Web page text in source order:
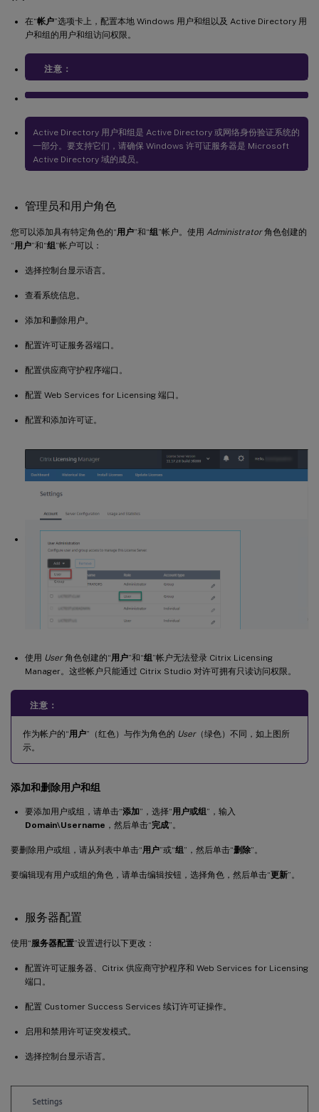
在“帐户”选项卡上，配置本地 Windows 用户和组以及 Active Directory 用
户和组的用户和组访问权限。
注意：
Active Directory 用户和组是 Active Directory 或网络身份验证系统的
一部分。要支持它们，请确保 Windows 许可证服务器是 Microsoft
Active Directory 域的成员。
管理员和用户角色
您可以添加具有特定角色的“用户”和“组”帐户。使用 Administrator角色创建的
“用户”和“组”帐户可以：
选择控制台显示语言。
查看系统信息。
添加和删除用户。
配置许可证服务器端口。
配置供应商守护程序端口。
配置 Web Services for Licensing 端口。
配置和添加许可证。
使用 User角色创建的“用户”和“组”帐户无法登录 Citrix Licensing
Manager。这些帐户只能通过 Citrix Studio 对许可拥有只读访问权限。
注意：
作为帐户的“用户”（红色）与作为角色的 User（绿色）不同，如上图所
示。
添加和删除用户和组
要添加用户或组，请单击“添加”，选择“用户或组”，输入
Domain\Username ，然后单击“完成”。
要删除用户或组，请从列表中单击“用户”或“组”，然后单击“删除”。
要编辑现有用户或组的角色，请单击编辑按钮，选择角色，然后单击“更新”。
服务器配置
使用“服务器配置”设置进行以下更改：
配置许可证服务器、Citrix 供应商守护程序和 Web Services for Licensing
端口。
配置 Customer Success Services 续订许可证操作。
启用和禁用许可证突发模式。
选择控制台显示语言。